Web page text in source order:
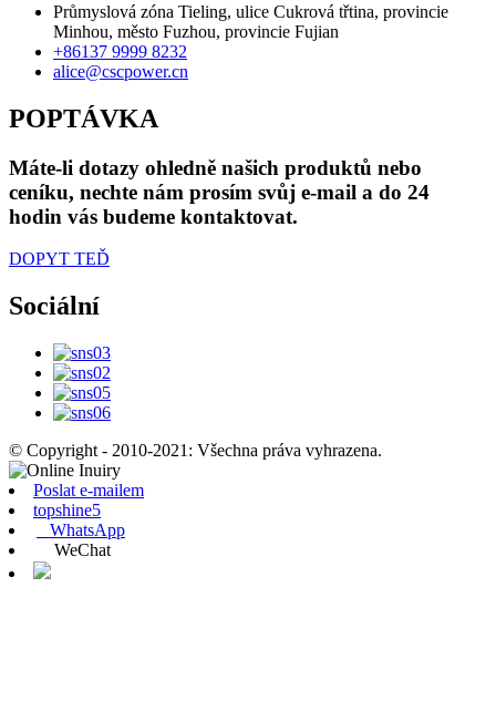
Průmyslová zóna Tieling, ulice Cukrová třtina, provincie
Minhou, město Fuzhou, provincie Fujian
+86137 9999 8232
alice@cscpower.cn
POPTÁVKA
Máte-li dotazy ohledně našich produktů nebo
ceníku, nechte nám prosím svůj e-mail a do 24
hodin vás budeme kontaktovat.
DOPYT TEĎ
Sociální
© Copyright - 2010-2021: Všechna práva vyhrazena.
Poslat e-mailem
topshine5
WhatsApp
WeChat